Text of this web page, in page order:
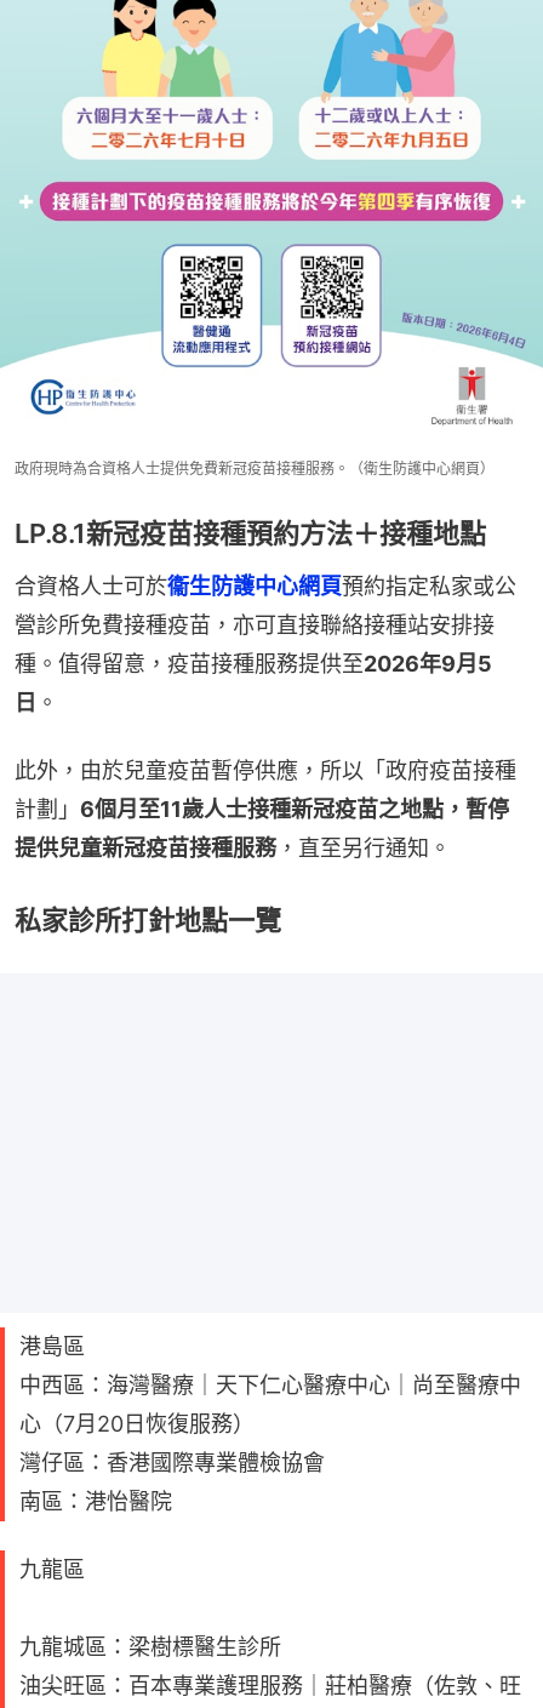
政府現時為合資格人士提供免費新冠疫苗接種服務。（衛生防護中心網頁）
LP.8.1新冠疫苗接種預約方法＋接種地點
合資格人士可於衞生防護中心網頁預約指定私家或公
營診所免費接種疫苗，亦可直接聯絡接種站安排接
種。值得留意，疫苗接種服務提供至2026年9月5
日 。
此外，由於兒童疫苗暫停供應，所以「政府疫苗接種
計劃」 6個月至11歲人士接種新冠疫苗之地點，暫停
提供兒童新冠疫苗接種服務，直至另行通知。
私家診所打針地點一覽
港島區
中西區：海灣醫療｜天下仁心醫療中心｜尚至醫療中
心（7月20日恢復服務）
灣仔區：香港國際專業體檢協會
南區：港怡醫院
九龍區
九龍城區：梁樹標醫生診所
油尖旺區：百本專業護理服務｜莊柏醫療（佐敦、旺